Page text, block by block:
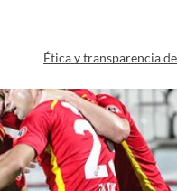
Ética y transparencia